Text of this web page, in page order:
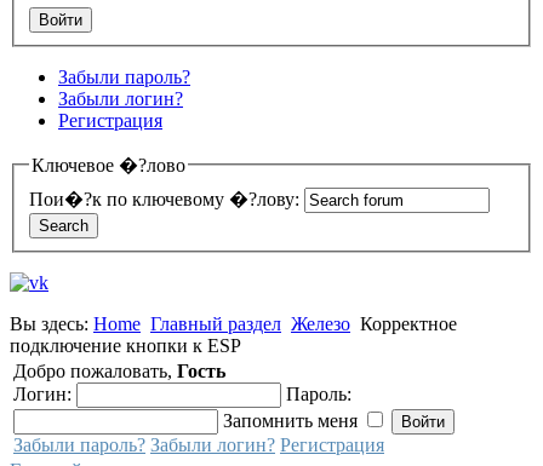
Забыли пароль?
Забыли логин?
Регистрация
Ключевое �?лово
Пои�?к по ключевому �?лову:
Вы здесь: Home Главный раздел Железо Корректное
подключение кнопки к ESP
Добро пожаловать, Гость
Логин:
Пароль:
Запомнить меня
Забыли пароль? Забыли логин? Регистрация